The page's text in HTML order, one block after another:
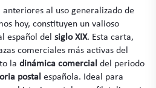
anteriores al uso generalizado de
hoy, constituyen un valioso
español del siglo XIX. Esta carta,
comerciales más activas del
la dinámica comercial del periodo
postal española. Ideal para